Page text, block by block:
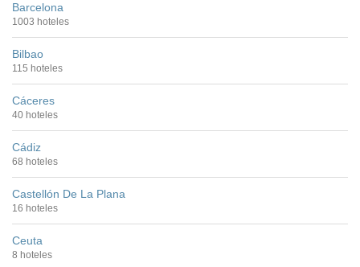
Barcelona
1003 hoteles
Bilbao
115 hoteles
Cáceres
40 hoteles
Cádiz
68 hoteles
Castellón De La Plana
16 hoteles
Ceuta
8 hoteles